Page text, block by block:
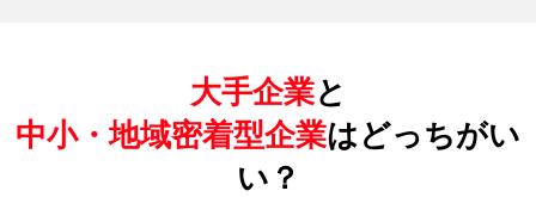
大手企業と
中小・地域密着型企業はどっちがい
い？